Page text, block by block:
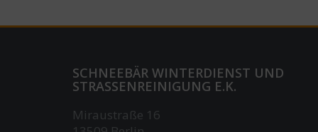
SCHNEEBÄR WINTERDIENST UND
STRASSENREINIGUNG E.K.
Miraustraße 16